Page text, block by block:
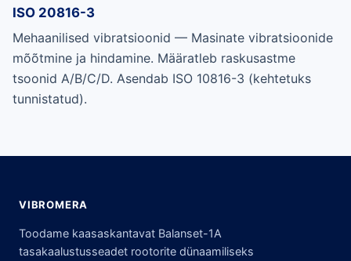
ISO 20816-3
Mehaanilised vibratsioonid — Masinate vibratsioonide
mõõtmine ja hindamine. Määratleb raskusastme
tsoonid A/B/C/D. Asendab ISO 10816-3 (kehtetuks
tunnistatud).
VIBROMERA
Toodame kaasaskantavat Balanset-1A
tasakaalustusseadet rootorite dünaamiliseks